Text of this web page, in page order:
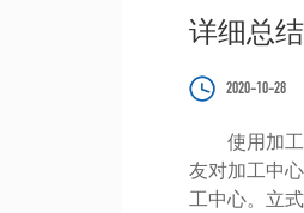
详细总
2020-10-28
使用加工
友对加工中
工中心。立